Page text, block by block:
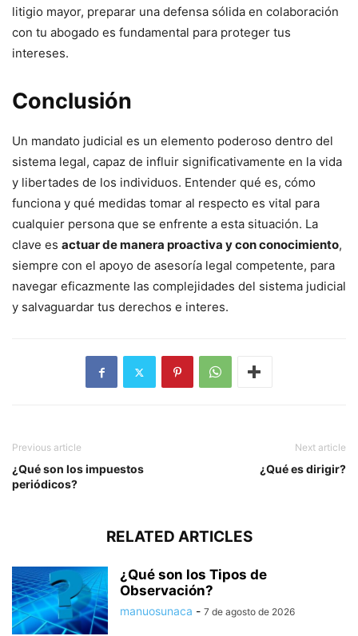
litigio mayor, preparar una defensa sólida en colaboración
con tu abogado es fundamental para proteger tus
intereses.
Conclusión
Un mandato judicial es un elemento poderoso dentro del
sistema legal, capaz de influir significativamente en la vida
y libertades de los individuos. Entender qué es, cómo
funciona y qué medidas tomar al respecto es vital para
cualquier persona que se enfrente a esta situación. La
clave es actuar de manera proactiva y con conocimiento,
siempre con el apoyo de asesoría legal competente, para
navegar eficazmente las complejidades del sistema judicial
y salvaguardar tus derechos e interes.
Previous article
¿Qué son los impuestos
periódicos?
Next article
¿Qué es dirigir?
RELATED ARTICLES
¿Qué son los Tipos de
Observación?
manuosunaca - 7 de agosto de 2026